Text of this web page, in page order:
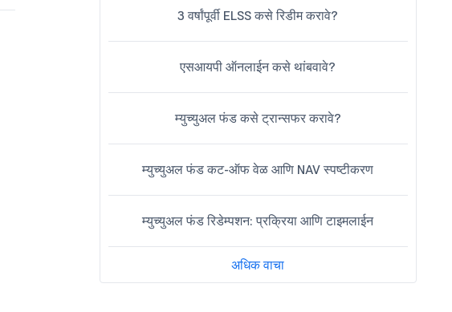
3 वर्षांपूर्वी ELSS कसे रिडीम करावे?
एसआयपी ऑनलाईन कसे थांबवावे?
म्युच्युअल फंड कसे ट्रान्सफर करावे?
म्युच्युअल फंड कट-ऑफ वेळ आणि NAV स्पष्टीकरण
म्युच्युअल फंड रिडेम्पशन: प्रक्रिया आणि टाइमलाईन
अधिक वाचा